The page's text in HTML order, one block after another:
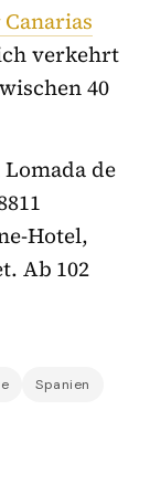
verkehrt
40
Lomada de
Hotel,
Ab 102
Spanien